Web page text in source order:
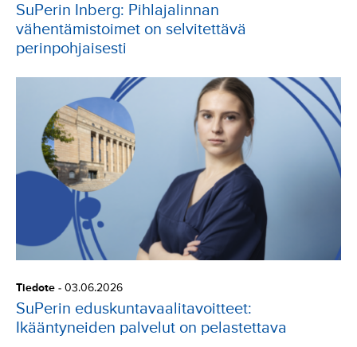
SuPerin Inberg: Pihlajalinnan
vähentämistoimet on selvitettävä
perinpohjaisesti
Tiedote - 03.06.2026
SuPerin eduskuntavaalitavoitteet:
Ikääntyneiden palvelut on pelastettava